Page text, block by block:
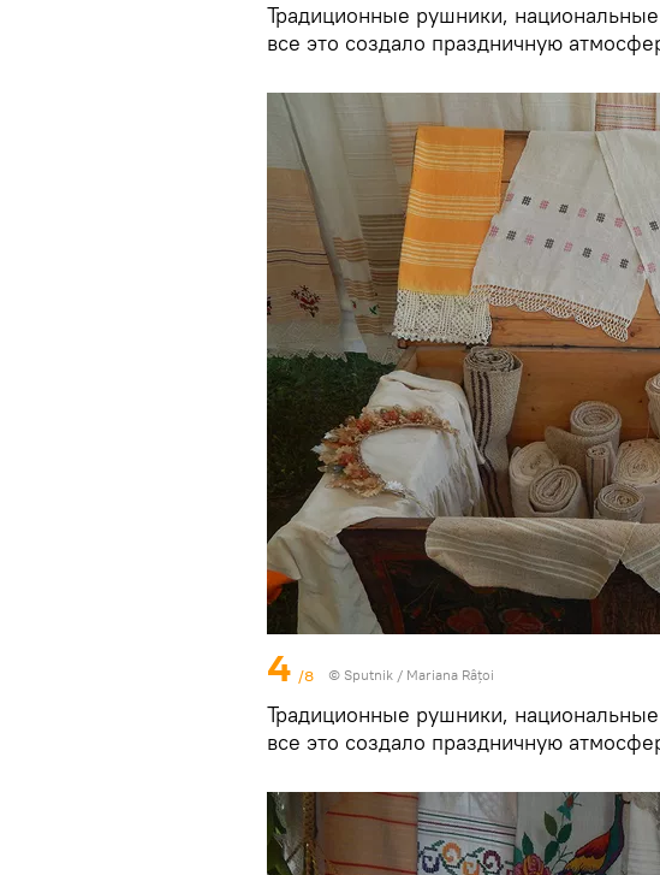
Традиционные рушники,
все это создало праздничную
4 /8 © Sputnik / Mariana Râțoi
Традиционные рушники,
все это создало праздничную